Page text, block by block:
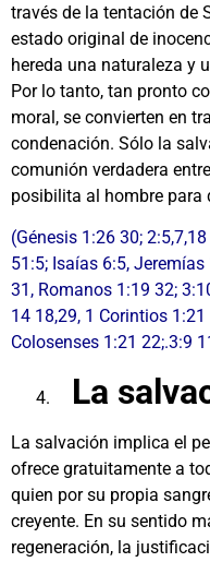
través de la tentación de
estado original de
hereda una naturaleza y
Por lo tanto, tan pronto
moral, se convierten en
condenación. Sólo la
comunión verdadera
posibilita al hombre para
(Génesis 1:26 30;
51:5; Isaías 6:5,
31, Romanos 1:19 32;
14 18,29, 1 Corintios
Colosenses 1:21 22;.3:9
La
La salvación implica el
ofrece gratuitamente a
quien por su propia
creyente. En su sentido
regeneración, la